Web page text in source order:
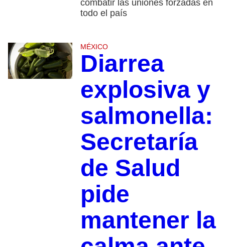
combatir las uniones forzadas en
todo el país
MÉXICO
Diarrea
explosiva y
salmonella:
Secretaría
de Salud
pide
mantener la